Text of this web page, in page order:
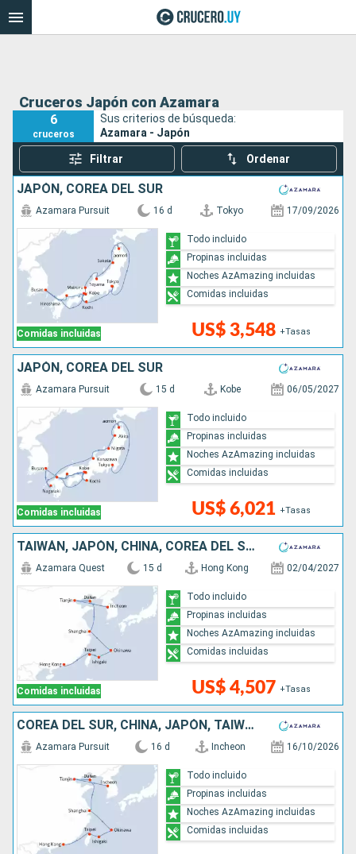
Cruceros Japón con Azamara
6
cruceros
Sus criterios de búsqueda:
Azamara - Japón
Filtrar Ordenar
JAPÓN, COREA DEL SUR
Comidas incluidas
Azamara Pursuit 16 d Tokyo 17/09/2026
US$ 3,548 +Tasas
Todo incluido
Propinas incluidas
Noches AzAmazing incluidas
Comidas incluidas
JAPÓN, COREA DEL SUR
Comidas incluidas
Azamara Pursuit 15 d Kobe 06/05/2027
US$ 6,021 +Tasas
Todo incluido
Propinas incluidas
Noches AzAmazing incluidas
Comidas incluidas
TAIWÁN, JAPÓN, CHINA, COREA DEL SUR
Comidas incluidas
Azamara Quest 15 d Hong Kong 02/04/2027
US$ 4,507 +Tasas
Todo incluido
Propinas incluidas
Noches AzAmazing incluidas
Comidas incluidas
COREA DEL SUR, CHINA, JAPÓN, TAIWÁN
Azamara Pursuit 16 d Incheon 16/10/2026
Todo incluido
Propinas incluidas
Noches AzAmazing incluidas
Comidas incluidas